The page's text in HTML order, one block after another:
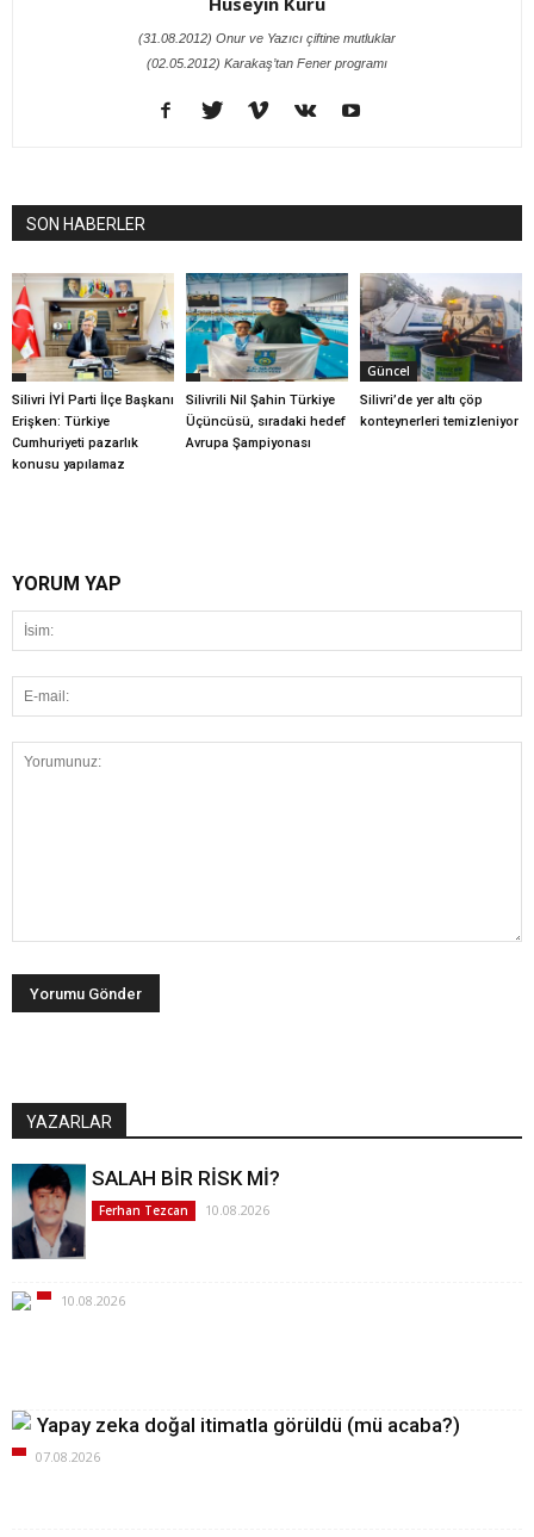
(31.08.2012) Onur ve Yazıcı çiftine mutluklar
(02.05.2012) Karakaş’tan Fener programı
SON HABERLER
Silivri İYİ Parti İlçe Başkanı
Erişken: Türkiye
Cumhuriyeti pazarlık
konusu yapılamaz
Silivrili Nil Şahin Türkiye
Üçüncüsü, sıradaki hedef
Avrupa Şampiyonası
Güncel
Silivri’de yer altı çöp
konteynerleri temizleniyor
YORUM YAP
YAZARLAR
SALAH BİR RİSK Mİ?
Ferhan Tezcan 10.08.2026
10.08.2026
Yapay zeka doğal itimatla görüldü (mü acaba?)
07.08.2026